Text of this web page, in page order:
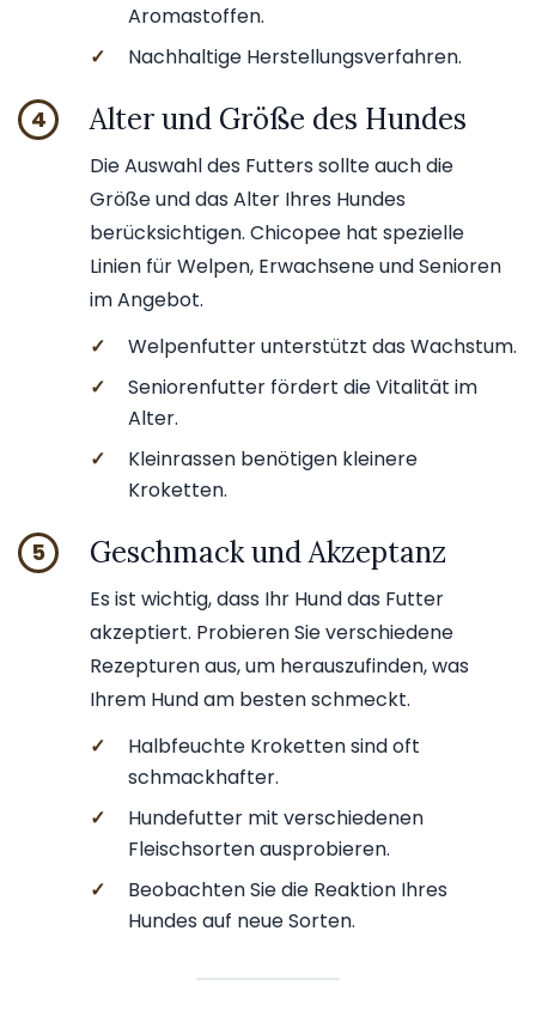
Aromastoffen.
✓
Nachhaltige Herstellungsverfahren.
4 Alter und Größe des Hundes
Die Auswahl des Futters sollte auch die
Größe und das Alter Ihres Hundes
berücksichtigen. Chicopee hat spezielle
Linien für Welpen, Erwachsene und Senioren
im Angebot.
✓
Welpenfutter unterstützt das Wachstum.
✓
Seniorenfutter fördert die Vitalität im
Alter.
✓
Kleinrassen benötigen kleinere
Kroketten.
5 Geschmack und Akzeptanz
Es ist wichtig, dass Ihr Hund das Futter
akzeptiert. Probieren Sie verschiedene
Rezepturen aus, um herauszufinden, was
Ihrem Hund am besten schmeckt.
✓
Halbfeuchte Kroketten sind oft
schmackhafter.
✓
Hundefutter mit verschiedenen
Fleischsorten ausprobieren.
✓
Beobachten Sie die Reaktion Ihres
Hundes auf neue Sorten.